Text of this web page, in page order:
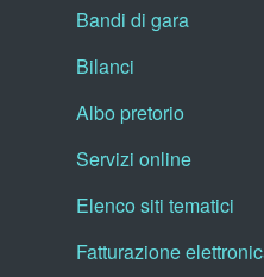
Bandi di gara
Bilanci
Albo pretorio
Servizi online
Elenco siti tematici
Fatturazione